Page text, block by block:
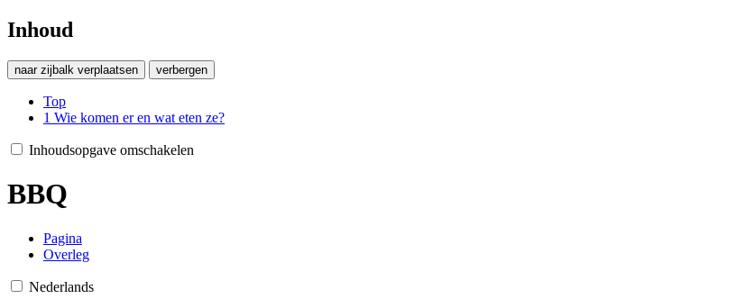
Inhoud
naar zijbalk verplaatsen verbergen
Top
1 Wie komen er en wat eten ze?
Inhoudsopgave omschakelen
BBQ
Pagina
Overleg
Nederlands